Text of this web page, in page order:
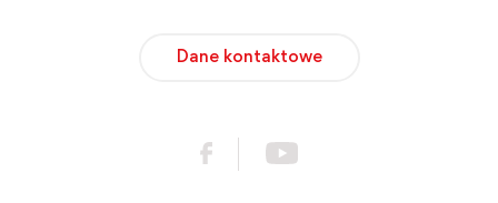
Dane kontaktowe